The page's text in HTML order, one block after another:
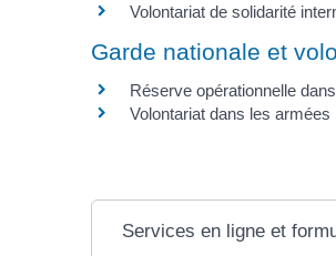
Volontariat de solidarité
Garde nationale et
Réserve opérationnelle
Volontariat dans les armées
Services en ligne et